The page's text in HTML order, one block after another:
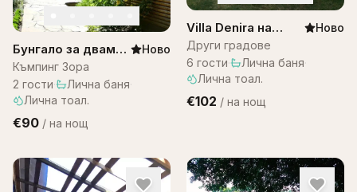
Бунгало за двама–
къмпинг ЗОРА
Ново
Къмпинг Зора
2 гости· Лична баня·
Лична тоал.
€90 / на нощ
Villa Denira на
Остров Бали
Ново
Други градове
6 гости· Лична баня·
Лична тоал.
€102 / на нощ